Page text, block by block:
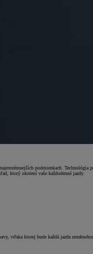
podmienkach. Technológia
ktorý okorení vaše každodenné jazdy.
vďaka ktorej bude každá jazda